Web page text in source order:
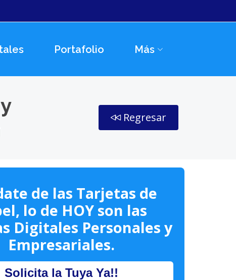
Portafolio Más
Regresar
de las Tarjetas de
lo de HOY son las
Digitales Personales y
Empresariales.
Solicita la Tuya Ya!!